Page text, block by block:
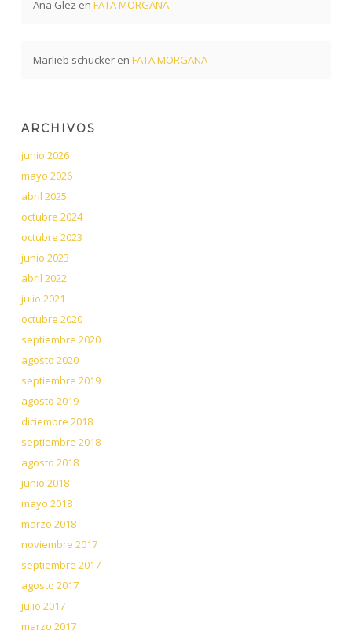
Ana Glez en FATA MORGANA
Marlieb schuckeren FATA MORGANA
ARCHIVOS
junio 2026
mayo 2026
abril 2025
octubre 2024
octubre 2023
junio 2023
abril 2022
julio 2021
octubre 2020
septiembre 2020
agosto 2020
septiembre 2019
agosto 2019
diciembre 2018
septiembre 2018
agosto 2018
junio 2018
mayo 2018
marzo 2018
noviembre 2017
septiembre 2017
agosto 2017
julio 2017
marzo 2017